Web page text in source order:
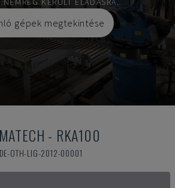
gépek megtekintése
- RKA100
DE-OTH-LIG-2012-00001